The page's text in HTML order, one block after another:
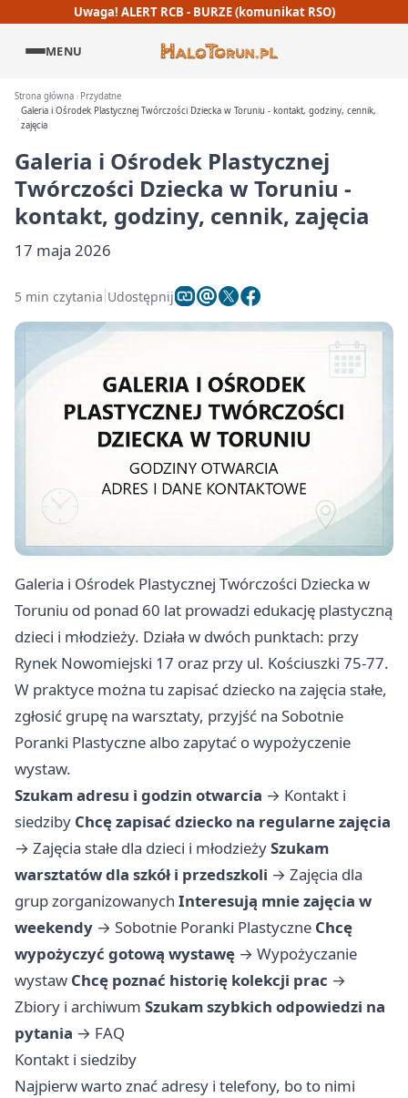
Uwaga! ALERT RCB - BURZE (komunikat RSO)
MENU
Strona główna
Przydatne
Galeria i Ośrodek Plastycznej Twórczości Dziecka w Toruniu - kontakt, godziny, cennik,
zajęcia
Galeria i Ośrodek Plastycznej
Twórczości Dziecka w Toruniu -
kontakt, godziny, cennik, zajęcia
17 maja 2026
5 min czytania Udostępnij
Galeria i Ośrodek Plastycznej Twórczości Dziecka w
Toruniu od ponad 60 lat prowadzi edukację plastyczną
dzieci i młodzieży. Działa w dwóch punktach: przy
Rynek Nowomiejski 17 oraz przy ul. Kościuszki 75-77.
W praktyce można tu zapisać dziecko na zajęcia stałe,
zgłosić grupę na warsztaty, przyjść na Sobotnie
Poranki Plastyczne albo zapytać o wypożyczenie
wystaw.
Szukam adresu i godzin otwarcia → Kontakt i
siedziby Chcę zapisać dziecko na regularne zajęcia
→ Zajęcia stałe dla dzieci i młodzieżySzukam
warsztatów dla szkół i przedszkoli → Zajęcia dla
grup zorganizowanych Interesują mnie zajęcia w
weekendy → Sobotnie Poranki Plastyczne Chcę
wypożyczyć gotową wystawę → Wypożyczanie
wystaw Chcę poznać historię kolekcji prac →
Zbiory i archiwum Szukam szybkich odpowiedzi na
pytania → FAQ
Kontakt i siedziby
Najpierw warto znać adresy i telefony, bo to nimi